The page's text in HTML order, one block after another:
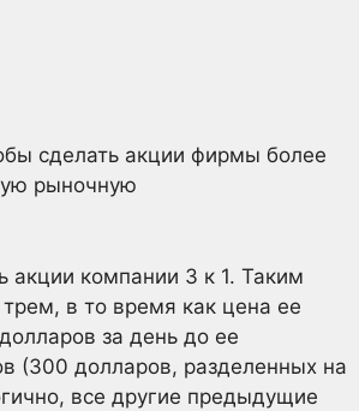
сделать акции фирмы более
рыночную
акции компании 3 к 1. Таким
в то время как цена ее
за день до ее
(300 долларов, разделенных на
все другие предыдущие